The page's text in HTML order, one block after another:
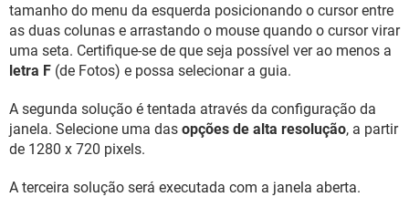
tamanho do menu da esquerda posicionando o cursor entre
as duas colunas e arrastando o mouse quando o cursor virar
uma seta. Certifique-se de que seja possível ver ao menos a
letra F (de Fotos) e possa selecionar a guia.
A segunda solução é tentada através da configuração da
janela. Selecione uma das opções de alta resolução, a partir
de 1280 x 720 pixels.
A terceira solução será executada com a janela aberta.